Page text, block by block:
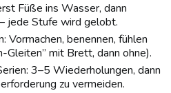
Füße ins Wasser, dann
jede Stufe wird gelobt.
Vormachen, benennen, fühlen
Gleiten” mit Brett, dann ohne).
3–5 Wiederholungen, dann
zu vermeiden.